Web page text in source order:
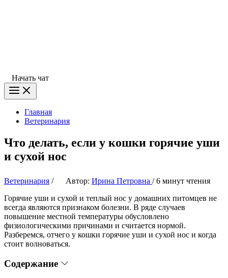
Начать чат
Главная
Ветеринария
Что делать, если у кошки горячие уши
и сухой нос
Ветеринария / Автор: Ирина Петровна /6 минут чтения
Горячие уши и сухой и теплый нос у домашних питомцев не
всегда являются признаком болезни. В ряде случаев
повышение местной температуры обусловлено
физиологическими причинами и считается нормой.
Разберемся, отчего у кошки горячие уши и сухой нос и когда
стоит волноваться.
Содержание